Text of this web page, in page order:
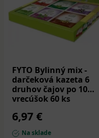
FYTO Bylinný mix -
darčeková kazeta 6
druhov čajov po 10
vrecúšok 60 ks
6,97 €
Na sklade